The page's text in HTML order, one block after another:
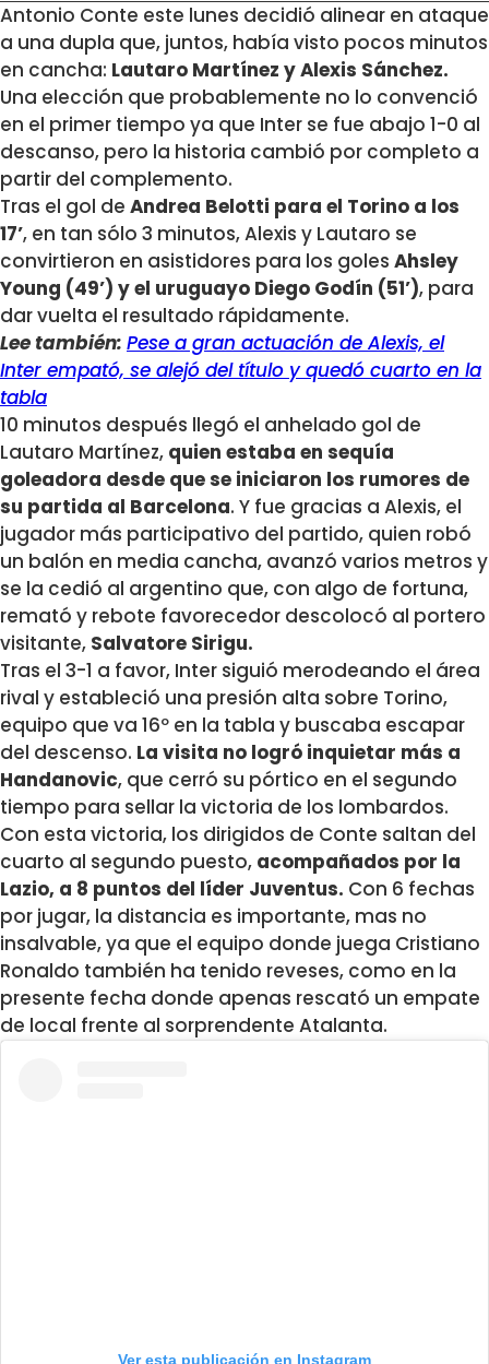
Antonio Conte este lunes decidió alinear en ataque
a una dupla que, juntos, había visto pocos minutos
en cancha: Lautaro Martínez y Alexis Sánchez.
Una elección que probablemente no lo convenció
en el primer tiempo ya que Inter se fue abajo 1-0 al
descanso, pero la historia cambió por completo a
partir del complemento.
Tras el gol de Andrea Belotti para el Torino a los
17’, en tan sólo 3 minutos, Alexis y Lautaro se
convirtieron en asistidores para los goles Ahsley
Young (49’) y el uruguayo Diego Godín (51’), para
dar vuelta el resultado rápidamente.
Lee también: Pese a gran actuación de Alexis, el
Inter empató, se alejó del título y quedó cuarto en la
tabla
10 minutos después llegó el anhelado gol de
Lautaro Martínez, quien estaba en sequía
goleadora desde que se iniciaron los rumores de
su partida al Barcelona. Y fue gracias a Alexis, el
jugador más participativo del partido, quien robó
un balón en media cancha, avanzó varios metros y
se la cedió al argentino que, con algo de fortuna,
remató y rebote favorecedor descolocó al portero
visitante, Salvatore Sirigu.
Tras el 3-1 a favor, Inter siguió merodeando el área
rival y estableció una presión alta sobre Torino,
equipo que va 16º en la tabla y buscaba escapar
del descenso. La visita no logró inquietar más a
Handanovic, que cerró su pórtico en el segundo
tiempo para sellar la victoria de los lombardos.
Con esta victoria, los dirigidos de Conte saltan del
cuarto al segundo puesto, acompañados por la
Lazio, a 8 puntos del líder Juventus. Con 6 fechas
por jugar, la distancia es importante, mas no
insalvable, ya que el equipo donde juega Cristiano
Ronaldo también ha tenido reveses, como en la
presente fecha donde apenas rescató un empate
de local frente al sorprendente Atalanta.
Ver esta publicación en Instagram